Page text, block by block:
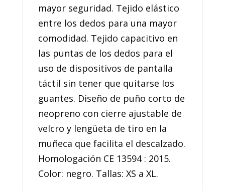
mayor seguridad. Tejido elástico
entre los dedos para una mayor
comodidad. Tejido capacitivo en
las puntas de los dedos para el
uso de dispositivos de pantalla
táctil sin tener que quitarse los
guantes. Diseño de puño corto de
neopreno con cierre ajustable de
velcro y lengüeta de tiro en la
muñeca que facilita el descalzado.
Homologación CE 13594 : 2015.
Color: negro. Tallas: XS a XL.